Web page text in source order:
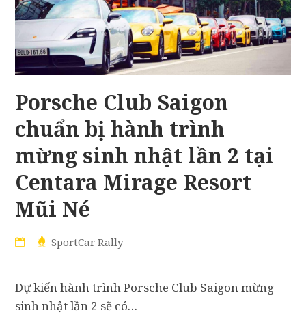
Porsche Club Saigon
chuẩn bị hành trình
mừng sinh nhật lần 2 tại
Centara Mirage Resort
Mũi Né
SportCar Rally
Dự kiến hành trình Porsche Club Saigon mừng
sinh nhật lần 2 sẽ có…